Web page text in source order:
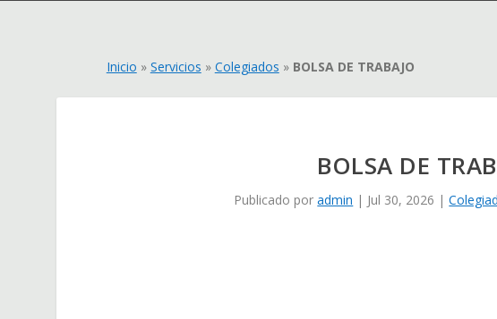
Inicio » Servicios » Colegiados » BOLSA DE TRABAJO
BOLSA DE
Publicado poradmin | Jul 30, 2026 |